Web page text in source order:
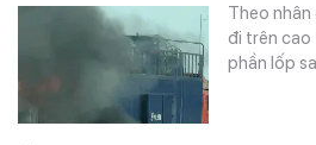
Theo nhân
đi trên
phần lốp